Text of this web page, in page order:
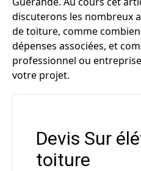
discuterons les nombreux
de toiture, comme
dépenses associées, et
professionnel ou
votre projet.
Devis Sur
toiture